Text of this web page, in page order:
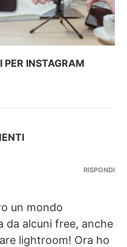
PER INSTAGRAM
un mondo
da alcuni free, anche
lightroom! Ora ho
RISPONDI